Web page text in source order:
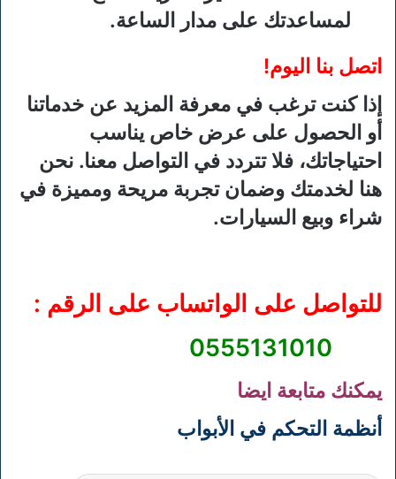
لمساعدتك على مدار الساعة.
اتصل بنا اليوم!
إذا كنت ترغب في معرفة المزيد عن خدماتنا
أو الحصول على عرض خاص يناسب
احتياجاتك، فلا تتردد في التواصل معنا. نحن
هنا لخدمتك وضمان تجربة مريحة ومميزة في
شراء وبيع السيارات.
للتواصل على الواتساب على الرقم :
يمكنك متابعة ايضا
أنظمة التحكم في الأبواب